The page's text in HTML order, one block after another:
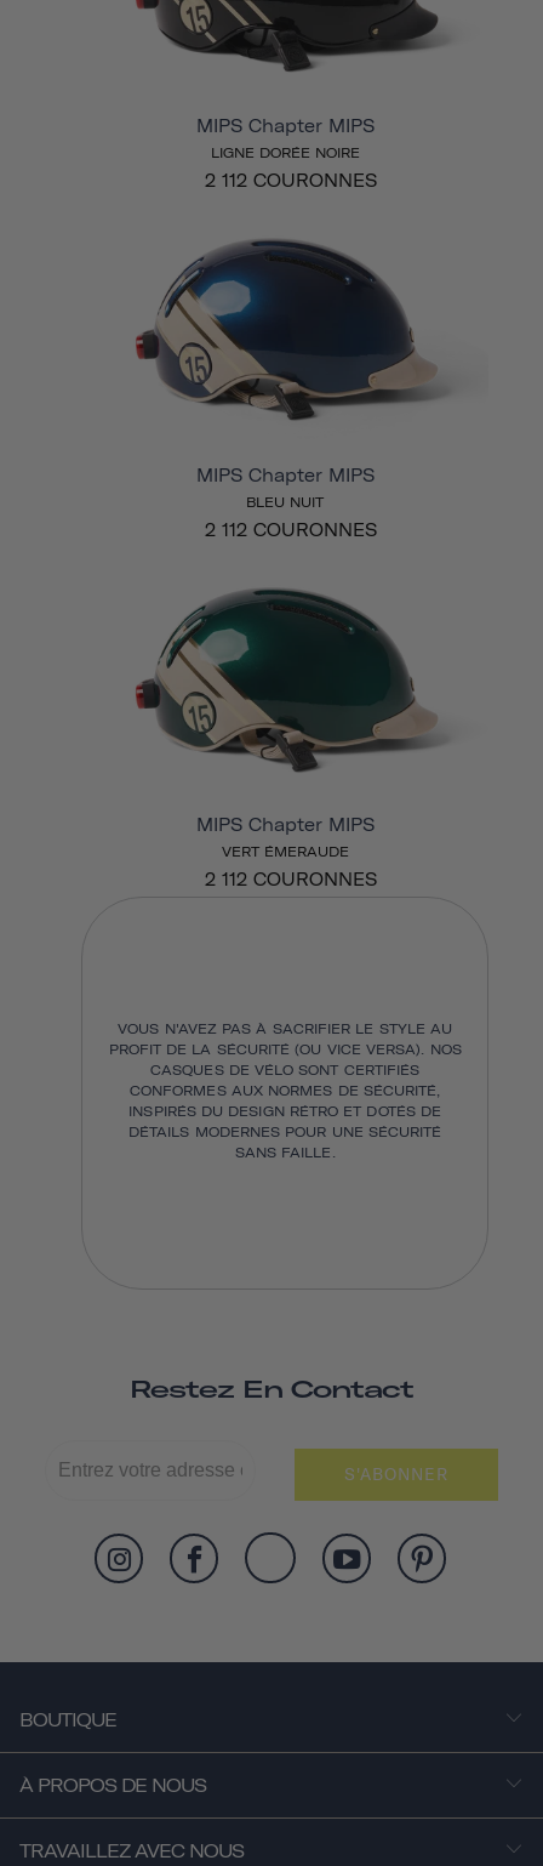
MIPS Chapter MIPS
LIGNE DORÉE NOIRE
2 112 COURONNES
MIPS Chapter MIPS
BLEU NUIT
2 112 COURONNES
MIPS Chapter MIPS
VERT ÉMERAUDE
2 112 COURONNES
VOUS N'AVEZ PAS À SACRIFIER LE STYLE AU
PROFIT DE LA SÉCURITÉ (OU VICE VERSA). NOS
CASQUES DE VÉLO SONT CERTIFIÉS
CONFORMES AUX NORMES DE SÉCURITÉ,
INSPIRÉS DU DESIGN RÉTRO ET DOTÉS DE
DÉTAILS MODERNES POUR UNE SÉCURITÉ
SANS FAILLE.
Restez En Contact
S'ABONNER
BOUTIQUE
À PROPOS DE NOUS
TRAVAILLEZ AVEC NOUS